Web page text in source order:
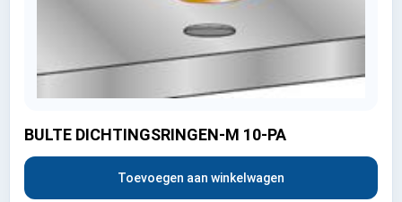
BULTE DICHTINGSRINGEN-M 10-PA
Toevoegen aan winkelwagen